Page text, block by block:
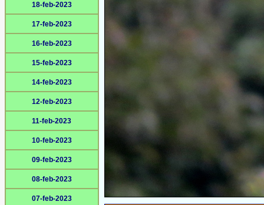
18-feb-2023
17-feb-2023
16-feb-2023
15-feb-2023
14-feb-2023
12-feb-2023
11-feb-2023
10-feb-2023
09-feb-2023
08-feb-2023
07-feb-2023